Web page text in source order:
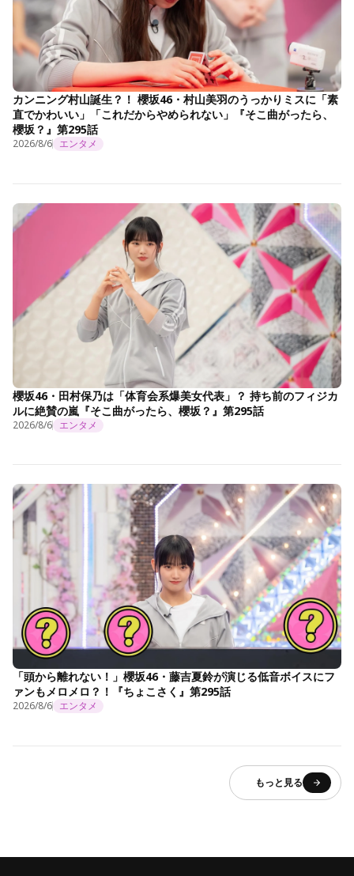
カンニング村山誕生？！ 櫻坂46・村山美羽のうっかりミスに「素
直でかわいい」「これだからやめられない」『そこ曲がったら、
櫻坂？』第295話
2026/8/6 エンタメ
櫻坂46・田村保乃は「体育会系爆美女代表」？ 持ち前のフィジカ
ルに絶賛の嵐『そこ曲がったら、櫻坂？』第295話
2026/8/6 エンタメ
「頭から離れない！」櫻坂46・藤吉夏鈴が演じる低音ボイスにフ
ァンもメロメロ？！『ちょこさく』第295話
2026/8/6 エンタメ
もっと見る